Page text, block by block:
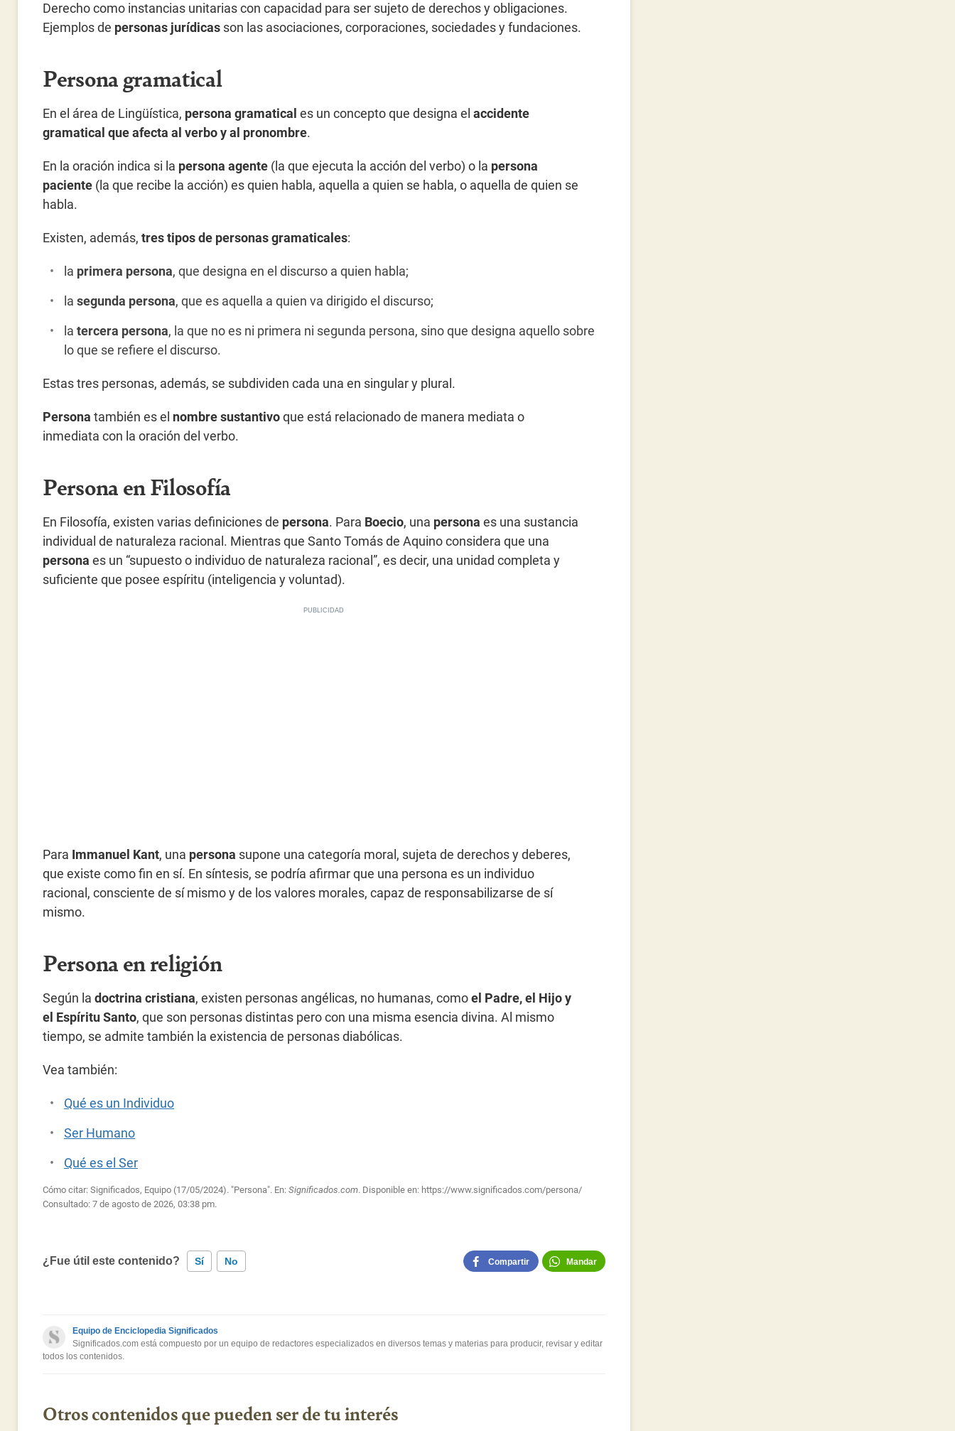
Derecho como instancias unitarias con capacidad para ser sujeto de derechos y obligaciones.
Ejemplos de personas jurídicas son las asociaciones, corporaciones, sociedades y fundaciones.
Persona gramatical
En el área de Lingüística, persona gramatical es un concepto que designa el accidente
gramatical que afecta al verbo y al pronombre.
En la oración indica si la persona agente (la que ejecuta la acción del verbo) o la persona
paciente (la que recibe la acción) es quien habla, aquella a quien se habla, o aquella de quien se
habla.
Existen, además, tres tipos de personas gramaticales:
la primera persona, que designa en el discurso a quien habla;
la segunda persona, que es aquella a quien va dirigido el discurso;
la tercera persona, la que no es ni primera ni segunda persona, sino que designa aquello sobre
lo que se refiere el discurso.
Estas tres personas, además, se subdividen cada una en singular y plural.
Persona también es el nombre sustantivoque está relacionado de manera mediata o
inmediata con la oración del verbo.
Persona en Filosofía
En Filosofía, existen varias definiciones de persona. Para Boecio, una persona es una sustancia
individual de naturaleza racional. Mientras que Santo Tomás de Aquino considera que una
persona es un “supuesto o individuo de naturaleza racional”, es decir, una unidad completa y
suficiente que posee espíritu (inteligencia y voluntad).
Para Immanuel Kant, una persona supone una categoría moral, sujeta de derechos y deberes,
que existe como fin en sí. En síntesis, se podría afirmar que una persona es un individuo
racional, consciente de sí mismo y de los valores morales, capaz de responsabilizarse de sí
mismo.
Persona en religión
Según la doctrina cristiana, existen personas angélicas, no humanas, comoel Padre, el Hijo y
el Espíritu Santo, que son personas distintas pero con una misma esencia divina. Al mismo
tiempo, se admite también la existencia de personas diabólicas.
Vea también:
Qué es un Individuo
Ser Humano
Qué es el Ser
Cómo citar: Significados, Equipo (17/05/2024). "Persona". En: Significados.com. Disponible en: https://www.significados.com/persona/
Consultado: 7 de agosto de 2026, 03:38 pm.
¿Fue útil este contenido? Sí No
Este contenido no tiene la información que busco
Otro
Compartir Mandar
Equipo de Enciclopedia Significados
Significados.com está compuesto por un equipo de redactores especializados en diversos temas y materias para producir, revisar y editar
todos los contenidos.
Otros contenidos que pueden ser de tu interés